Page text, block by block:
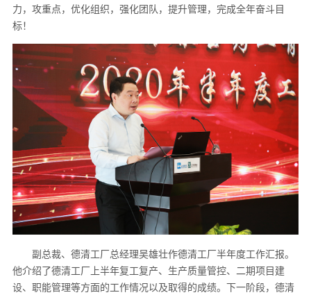
力，攻重点，优化组织，强化团队，提升管理，完成全年奋斗目
标！
副总裁、德清工厂总经理吴雄壮作德清工厂半年度工作汇报。
他介绍了德清工厂上半年复工复产、生产质量管控、二期项目建
设、职能管理等方面的工作情况以及取得的成绩。下一阶段，德清